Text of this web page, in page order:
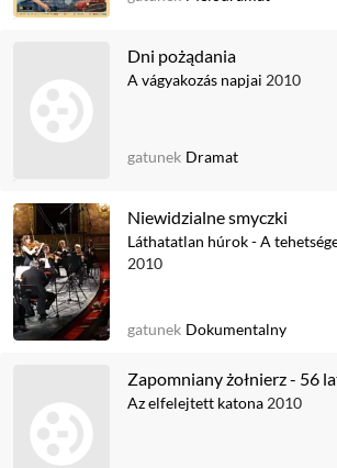
Dni pożądania
A vágyakozás napjai 2010
gatunek Dramat
Niewidzialne smyczki
Láthatatlan húrok - A
2010
gatunek Dokumentalny
Zapomniany żołnierz - 56
Az elfelejtett katona 2010